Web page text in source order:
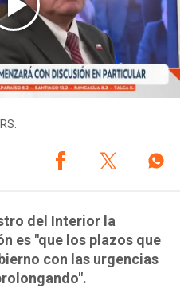
del Interior la
es "que los plazos que
con las urgencias